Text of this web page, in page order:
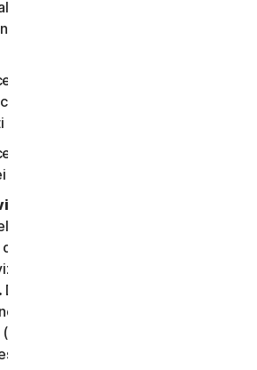
o domestico oppure, nel caso dei
è solo per uso aziendale
di utilizzare i Servizi in
il CLS e tutte le leggi e i
di rispettare tutte le limitazioni
Servizi e/o del Software.
Documentazione o nella
transazione applicabile dal
Dovrà partire (a) dalla data
iniziale del Software o dell’utilizzo
dalla data in cui l’Utente ha
CLS; o (c) se l’Utente ha